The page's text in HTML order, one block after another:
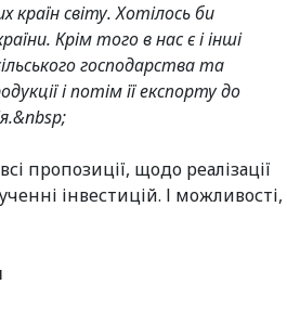
країн світу. Хотілось би
Крім того в нас є і інші
господарства та
і потім її експорту до
пропозиції, щодо реалізації
інвестицій. І можливості,